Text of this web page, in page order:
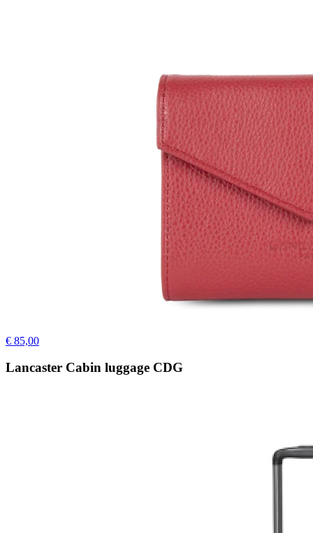
€ 85,00
Lancaster Cabin luggage CDG